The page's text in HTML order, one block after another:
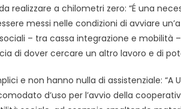
realizzare a chilometri zero: “É una
messi nelle condizioni di avviare
– tra cassa integrazione e mobilità
di dover cercare un altro lavoro e di
e non hanno nulla di assistenziale:
d’uso per l’avvio della